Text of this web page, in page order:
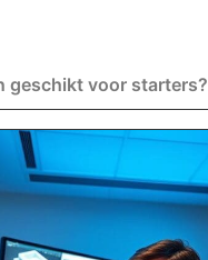
geschikt voor starters?